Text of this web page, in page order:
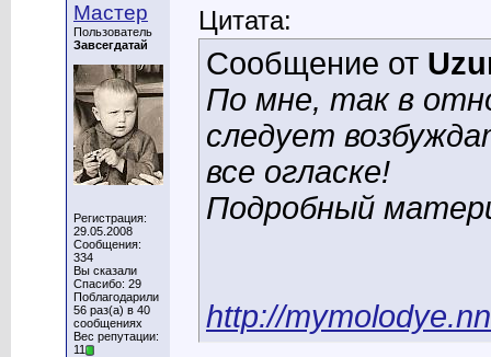
Мастер
Пользователь
Завсегдатай
Регистрация:
29.05.2008
Сообщения:
334
Вы сказали
Спасибо: 29
Поблагодарили
56 раз(а) в 40
сообщениях
Вес репутации:
11
Цитата:
Сообщение от
По мне, так в
следует
все огласке!
Подробный
http://